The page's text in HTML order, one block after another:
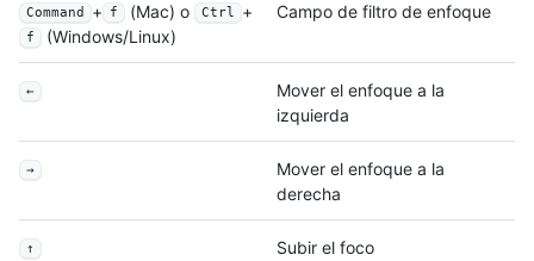
Command + f (Mac) o Ctrl +
f (Windows/Linux)
Campo de filtro de enfoque
←
Mover el enfoque a la
izquierda
→
Mover el enfoque a la
derecha
↑ Subir el foco